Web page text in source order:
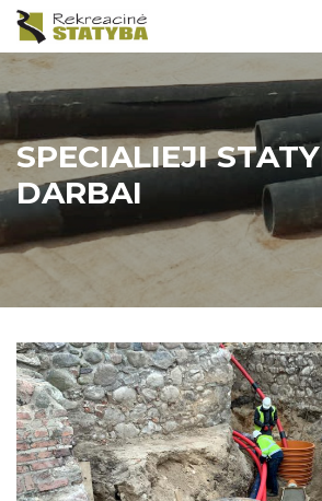
SPECIALIEJI
DARBAI